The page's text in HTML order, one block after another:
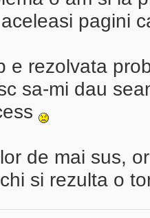
pagini
e rezolvata
sa-mi dau
de mai sus,
si rezulta o